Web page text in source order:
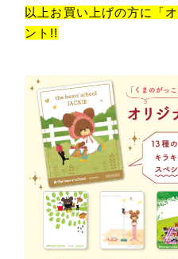
以上お買い上げの方に「
ント!!